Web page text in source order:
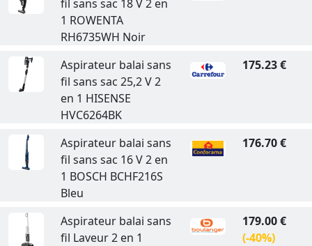
fil sans sac 18 V 2 en
1 ROWENTA
RH6735WH Noir
Aspirateur balai sans
fil sans sac 25,2 V 2
en 1 HISENSE
HVC6264BK
175.23 €
Aspirateur balai sans
fil sans sac 16 V 2 en
1 BOSCH BCHF216S
Bleu
176.70 €
Aspirateur balai sans
fil Laveur 2 en 1
179.00 €
(-40%)